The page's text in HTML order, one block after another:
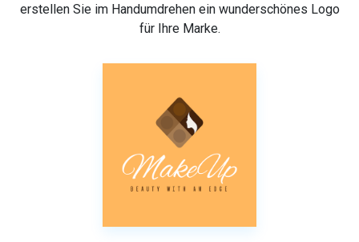
erstellen Sie im Handumdrehen ein wunderschönes Logo
für Ihre Marke.